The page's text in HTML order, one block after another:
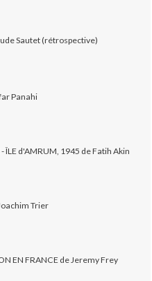
Sautet (rétrospective)
Panahi
ÎLE d'AMRUM, 1945 de Fatih Akin
Trier
EN FRANCE de Jeremy Frey